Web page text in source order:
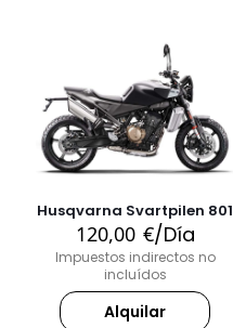
Husqvarna Svartpilen 801
120,00 €/Día
Impuestos indirectos no
incluídos
Alquilar